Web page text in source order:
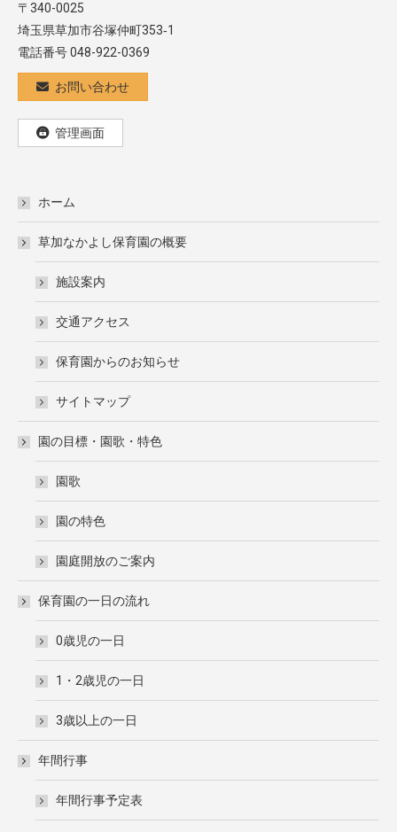
〒340-0025
埼玉県草加市谷塚仲町353‐1
電話番号 048-922-0369
お問い合わせ
管理画面
ホーム
草加なかよし保育園の概要
施設案内
交通アクセス
保育園からのお知らせ
サイトマップ
園の目標・園歌・特色
園歌
園の特色
園庭開放のご案内
保育園の一日の流れ
0歳児の一日
1・2歳児の一日
3歳以上の一日
年間行事
年間行事予定表